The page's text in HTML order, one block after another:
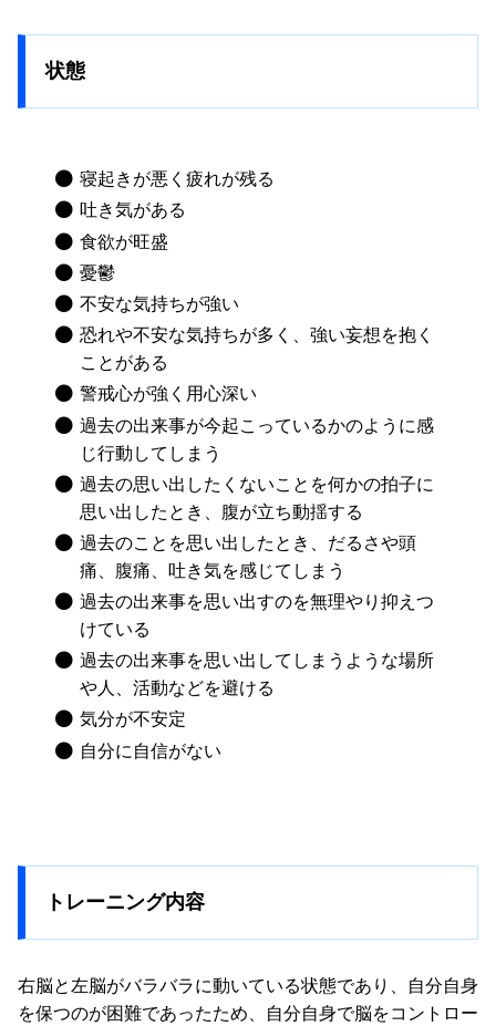
状態
寝起きが悪く疲れが残る
吐き気がある
食欲が旺盛
憂鬱
不安な気持ちが強い
恐れや不安な気持ちが多く、強い妄想を抱く
ことがある
警戒心が強く用心深い
過去の出来事が今起こっているかのように感
じ行動してしまう
過去の思い出したくないことを何かの拍子に
思い出したとき、腹が立ち動揺する
過去のことを思い出したとき、だるさや頭
痛、腹痛、吐き気を感じてしまう
過去の出来事を思い出すのを無理やり抑えつ
けている
過去の出来事を思い出してしまうような場所
や人、活動などを避ける
気分が不安定
自分に自信がない
トレーニング内容
右脳と左脳がバラバラに動いている状態であり、自分自身
を保つのが困難であったため、自分自身で脳をコントロー